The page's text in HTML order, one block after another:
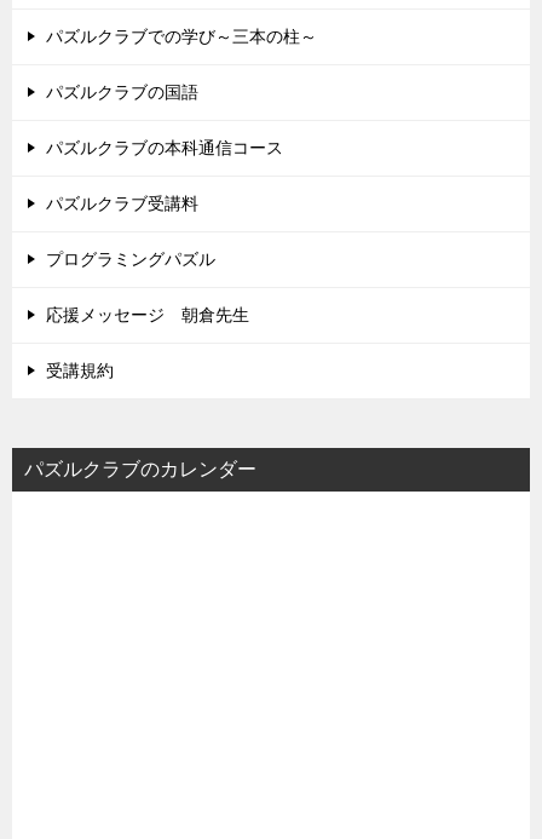
パズルクラブでの学び～三本の柱～
パズルクラブの国語
パズルクラブの本科通信コース
パズルクラブ受講料
プログラミングパズル
応援メッセージ 朝倉先生
受講規約
パズルクラブのカレンダー